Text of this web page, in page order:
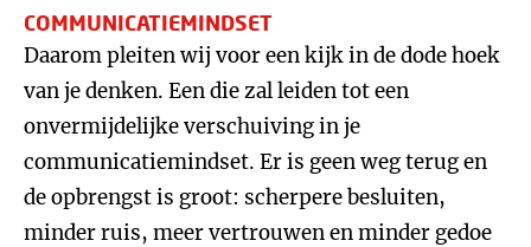
COMMUNICATIEMINDSET
Daarom pleiten wij voor een kijk in de dode hoek
van je denken. Een die zal leiden tot een
onvermijdelijke verschuiving in je
communicatiemindset. Er is geen weg terug en
de opbrengst is groot: scherpere besluiten,
minder ruis, meer vertrouwen en minder gedoe